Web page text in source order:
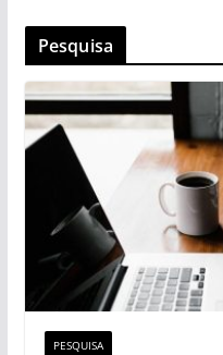
Pesquisa
PESQUISA